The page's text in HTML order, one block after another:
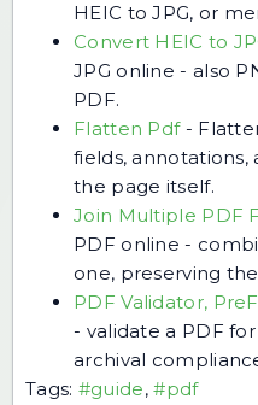
HEIC to JPG, or
Convert HEIC to
JPG online - also
PDF.
Flatten Pdf-
fields,
the page itself.
Join Multiple PDF
PDF online -
one, preserving
PDF Validator,
- validate a PDF
archival
Tags: #guide,#pdf